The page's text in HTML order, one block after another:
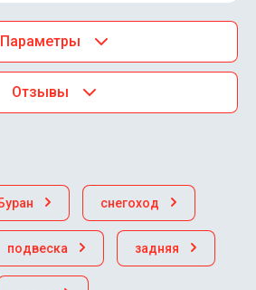
Параметры
Отзывы
Буран снегоход
подвеска задняя